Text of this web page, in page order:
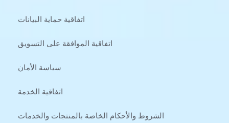
اتفاقية حماية البيانات
اتفاقية الموافقة على التسويق
سياسة الأمان
اتفاقية الخدمة
الشروط والأحكام الخاصة بالمنتجات والخدمات